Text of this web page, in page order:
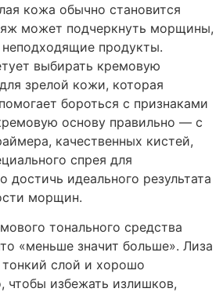
кожа обычно становится
может подчеркнуть морщины,
неподходящие продукты.
выбирать кремовую
зрелой кожи, которая
бороться с признаками
основу правильно — с
качественных кистей,
спрея для
достичь идеального результата
морщин.
тонального средства
«меньше значит больше». Лиза
тонкий слой и хорошо
чтобы избежать излишков,